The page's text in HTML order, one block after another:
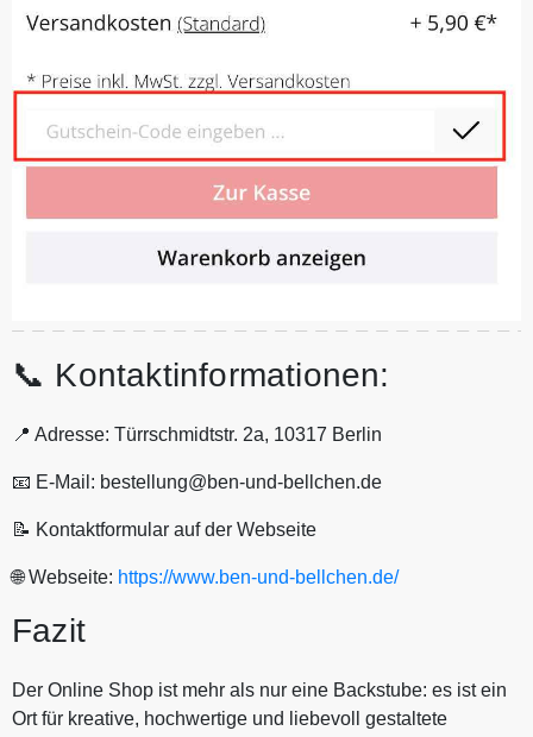
📞 Kontaktinformationen:
📍 Adresse: Türrschmidtstr. 2a, 10317 Berlin
📧 E-Mail: bestellung@ben-und-bellchen.de
📝 Kontaktformular auf der Webseite
🌐 Webseite: https://www.ben-und-bellchen.de/
Fazit
Der Online Shop ist mehr als nur eine Backstube: es ist ein
Ort für kreative, hochwertige und liebevoll gestaltete